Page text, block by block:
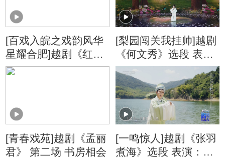
[百戏入皖之戏韵风华
星耀合肥]越剧《红楼
梦》选段 表演：张春
[梨园闯关我挂帅]越剧
《何文秀》选段 表
演：吴琼
[青春戏苑]越剧《孟丽
君》 第二场 书房相会
[一鸣惊人]越剧《张羽
煮海》选段 表演：廖